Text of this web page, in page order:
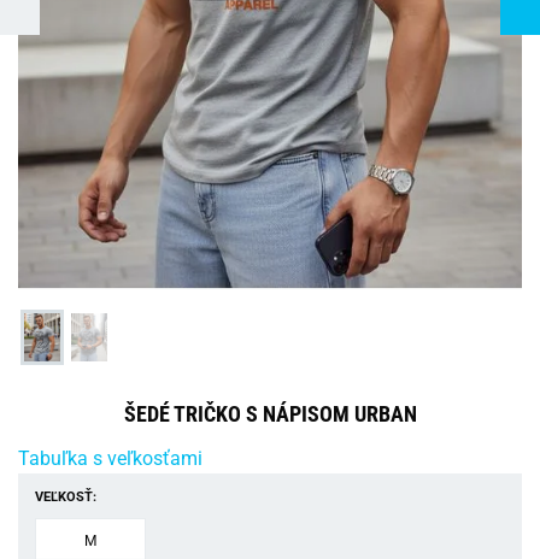
ŠEDÉ TRIČKO S NÁPISOM URBAN
Tabuľka s veľkosťami
VEĽKOSŤ:
M